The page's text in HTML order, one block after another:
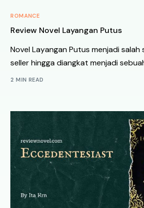
ROMANCE
Review Novel Layangan Putus
Novel Layangan Putus menjadi
seller hingga diangkat menjadi
2 MIN READ